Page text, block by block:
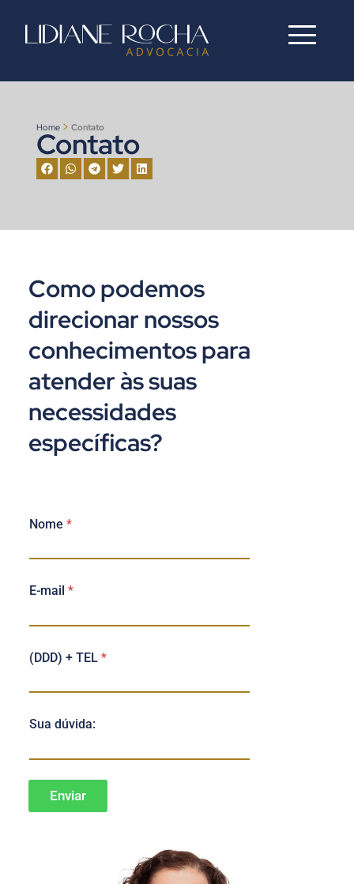
Home > Contato
Contato
Como podemos
direcionar nossos
conhecimentos para
atender às suas
necessidades
específicas?
Nome *
(
D
)
T
E-mail *
(DDD) + TEL *
Sua dúvida:
Enviar